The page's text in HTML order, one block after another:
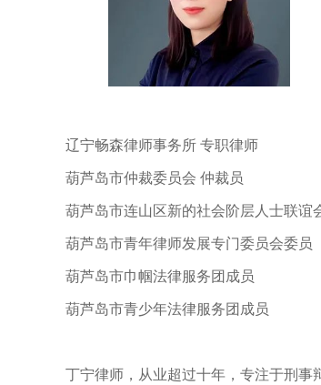
辽宁畅森律师事务所 专职律师
葫芦岛市仲裁委员会 仲裁员
葫芦岛市连山区新的社会阶层人士联谊
葫芦岛市青年律师发展专门委员会委员
葫芦岛市巾帼法律服务团成员
葫芦岛市青少年法律服务团成员
丁宁律师，从业超过十年，专注于刑